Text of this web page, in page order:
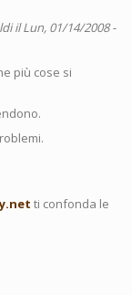
il Lun, 01/14/2008 -
più cose si
ti confonda le